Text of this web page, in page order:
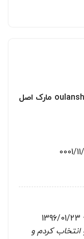
نظرات در مورد کوله پشتی اولانشی oulanshi مارک اصل
1396/01/23
کردم و